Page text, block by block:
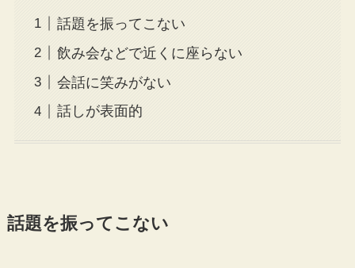
話題を振ってこない
飲み会などで近くに座らない
会話に笑みがない
話しが表面的
話題を振ってこない